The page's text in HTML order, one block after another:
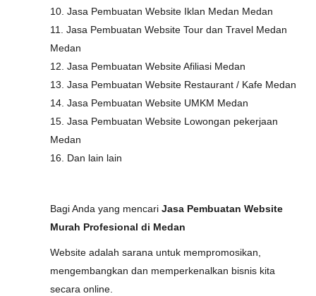
10. Jasa Pembuatan Website Iklan Medan Medan
11. Jasa Pembuatan Website Tour dan Travel Medan
Medan
12. Jasa Pembuatan Website Afiliasi Medan
13. Jasa Pembuatan Website Restaurant / Kafe Medan
14. Jasa Pembuatan Website UMKM Medan
15. Jasa Pembuatan Website Lowongan pekerjaan
Medan
16. Dan lain lain
Bagi Anda yang mencari Jasa Pembuatan Website
Murah Profesional di Medan
Website adalah sarana untuk mempromosikan,
mengembangkan dan memperkenalkan bisnis kita
secara online.